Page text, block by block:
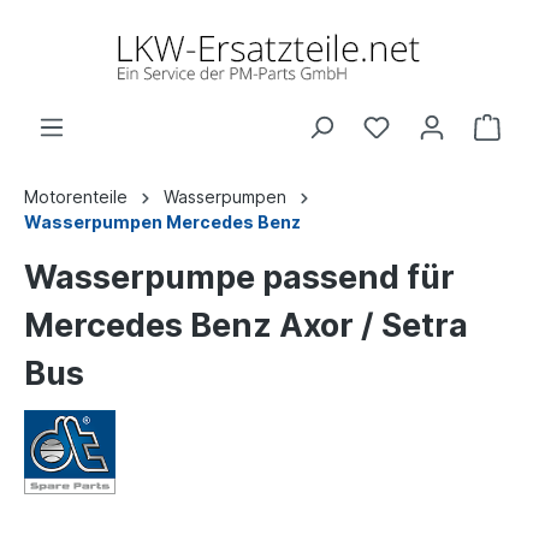
Motorenteile
Wasserpumpen
Wasserpumpen Mercedes Benz
Wasserpumpe passend für
Mercedes Benz Axor / Setra
Bus